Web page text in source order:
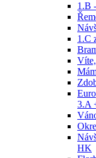
1.B
1.C
3.A
HK